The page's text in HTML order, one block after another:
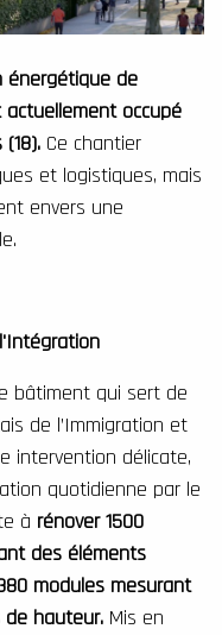
énergétique de
occupé
Ce chantier
et logistiques, mais
envers une
bâtiment qui sert de
de l’Immigration et
intervention délicate,
quotidienne par le
à rénover 1500
des éléments
modules mesurant
de hauteur. Mis en